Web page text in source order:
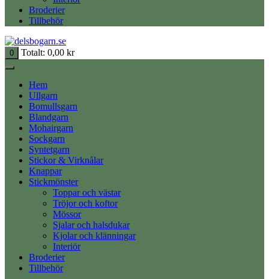
Broderier
Tillbehör
0 Totalt: 0,00 kr
Hem
Ullgarn
Bomullsgarn
Blandgarn
Mohairgarn
Sockgarn
Syntetgarn
Stickor & Virknålar
Knappar
Stickmönster
Toppar och västar
Tröjor och koftor
Mössor
Sjalar och halsdukar
Kjolar och klänningar
Interiör
Broderier
Tillbehör